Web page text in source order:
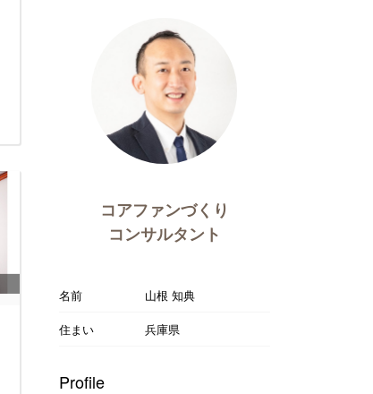
コアファンづくり
コンサルタント
名前
山根 知典
住まい
兵庫県
Profile